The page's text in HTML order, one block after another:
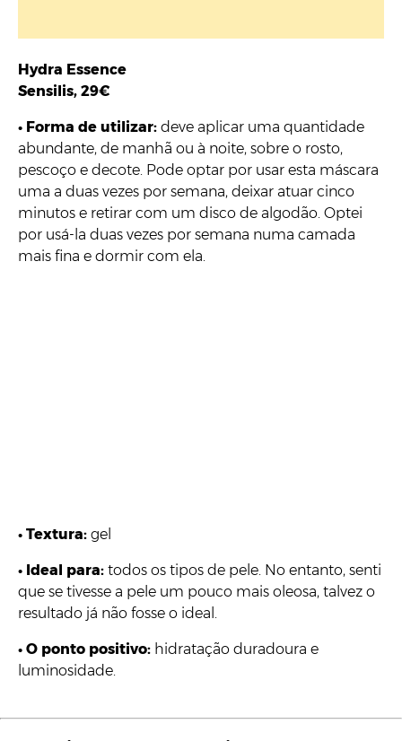
Hydra Essence
Sensilis, 29€
• Forma de utilizar: deve aplicar uma quantidade
abundante, de manhã ou à noite, sobre o rosto,
pescoço e decote. Pode optar por usar esta máscara
uma a duas vezes por semana, deixar atuar cinco
minutos e retirar com um disco de algodão. Optei
por usá-la duas vezes por semana numa camada
mais fina e dormir com ela.
• Textura: gel
• Ideal para: todos os tipos de pele. No entanto, senti
que se tivesse a pele um pouco mais oleosa, talvez o
resultado já não fosse o ideal.
• O ponto positivo: hidratação duradoura e
luminosidade.